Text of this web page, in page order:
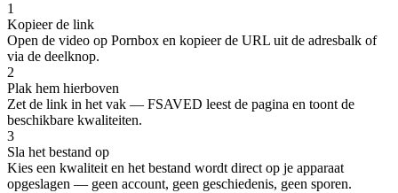
1
Kopieer de link
Open de video op Pornbox en kopieer de URL uit de adresbalk of
via de deelknop.
2
Plak hem hierboven
Zet de link in het vak — FSAVED leest de pagina en toont de
beschikbare kwaliteiten.
3
Sla het bestand op
Kies een kwaliteit en het bestand wordt direct op je apparaat
opgeslagen — geen account, geen geschiedenis, geen sporen.